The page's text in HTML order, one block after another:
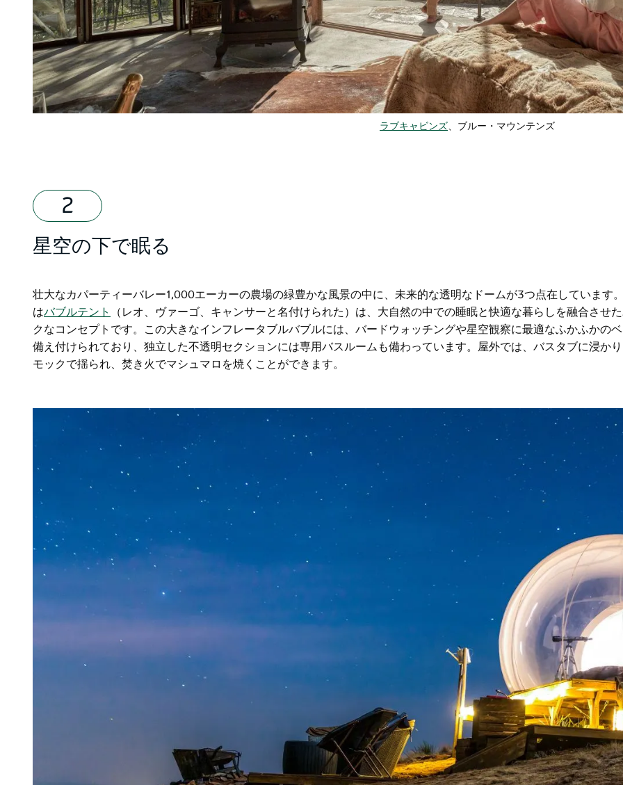
ラブキャビンズ、ブルー・マウンテンズ
星空の下で眠る
壮大なカパーティーバレー1,000エーカーの農場の緑豊かな風景の中に、未来的な透明なドームが3つ点在しています
はバブルテント
（レオ、ヴァーゴ、キャンサーと名付けられた）は、大自然の中での睡眠と快適な暮らしを融合させ
クなコンセプトです。この大きなインフレータブルバブルには、バードウォッチングや星空観察に最適なふかふかの
備え付けられており、独立した不透明セクションには専用バスルームも備わっています。屋外では、バスタブに浸か
モックで揺られ、焚き火でマシュマロを焼くことができます。